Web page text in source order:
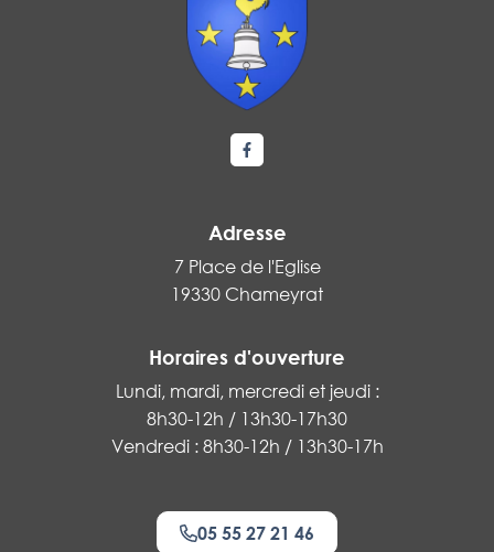
Lien vers le compte Facebook
Adresse
7 Place de l'Eglise
19330 Chameyrat
Horaires d'ouverture
Lundi, mardi, mercredi et jeudi :
8h30-12h / 13h30-17h30
Vendredi : 8h30-12h / 13h30-17h
05 55 27 21 46